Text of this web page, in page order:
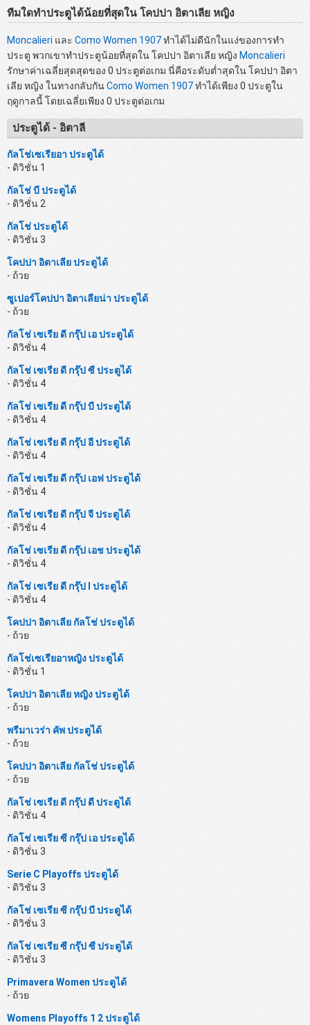
ทีมใดทำประตูได้น้อยที่สุดใน โคปปา อิตาเลีย หญิง
Moncalieri และ Como Women 1907ทำได้ไม่ดีนักในแง่ของการทำ
ประตู พวกเขาทำประตูน้อยที่สุดใน โคปปา อิตาเลีย หญิง Moncalieri
รักษาค่าเฉลี่ยสุดสุดของ 0 ประตูต่อเกม นี่คือระดับต่ำสุดใน โคปปา อิตา
เลีย หญิง ในทางกลับกันComo Women 1907ทำได้เพียง 0 ประตูใน
ฤดูกาลนี้ โดยเฉลี่ยเพียง 0 ประตูต่อเกม
ประตูได้ - อิตาลี
กัลโช่เซเรียอา ประตูได้
- ดิวิชั่น 1
กัลโช่ บี ประตูได้
- ดิวิชั่น 2
กัลโช่ ประตูได้
- ดิวิชั่น 3
โคปปา อิตาเลีย ประตูได้
- ถ้วย
ซูเปอร์โคปปา อิตาเลียน่า ประตูได้
- ถ้วย
กัลโช่ เซเรีย ดี กรุ๊ป เอ ประตูได้
- ดิวิชั่น 4
กัลโช่ เซเรีย ดี กรุ๊ป ซี ประตูได้
- ดิวิชั่น 4
กัลโช่ เซเรีย ดี กรุ๊ป บี ประตูได้
- ดิวิชั่น 4
กัลโช่ เซเรีย ดี กรุ๊ป อี ประตูได้
- ดิวิชั่น 4
กัลโช่ เซเรีย ดี กรุ๊ป เอฟ ประตูได้
- ดิวิชั่น 4
กัลโช่ เซเรีย ดี กรุ๊ป จี ประตูได้
- ดิวิชั่น 4
กัลโช่ เซเรีย ดี กรุ๊ป เอช ประตูได้
- ดิวิชั่น 4
กัลโช่ เซเรีย ดี กรุ๊ป I ประตูได้
- ดิวิชั่น 4
โคปปา อิตาเลีย กัลโช่ ประตูได้
- ถ้วย
กัลโช่เซเรียอาหญิง ประตูได้
- ดิวิชั่น 1
โคปปา อิตาเลีย หญิง ประตูได้
- ถ้วย
พรีมาเวร่า คัพ ประตูได้
- ถ้วย
โคปปา อิตาเลีย กัลโช่ ประตูได้
- ถ้วย
กัลโช่ เซเรีย ดี กรุ๊ป ดี ประตูได้
- ดิวิชั่น 4
กัลโช่ เซเรีย ซี กรุ๊ป เอ ประตูได้
- ดิวิชั่น 3
Serie C Playoffs ประตูได้
- ดิวิชั่น 3
กัลโช่ เซเรีย ซี กรุ๊ป บี ประตูได้
- ดิวิชั่น 3
กัลโช่ เซเรีย ซี กรุ๊ป ซี ประตูได้
- ดิวิชั่น 3
Primavera Women ประตูได้
- ถ้วย
Womens Playoffs 1 2 ประตูได้